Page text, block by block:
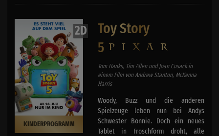
2D
KINDERPROGRAMM
Toy Story
5
Tom Hanks, Tim Allen und Joan Cusack in
einem Film von Andrew Stanton, McKenna
Harris
Woody, Buzz und die anderen
Spielzeuge leben nun bei Andys
Schwester Bonnie. Doch ein neues
Tablet in Froschform droht, alle